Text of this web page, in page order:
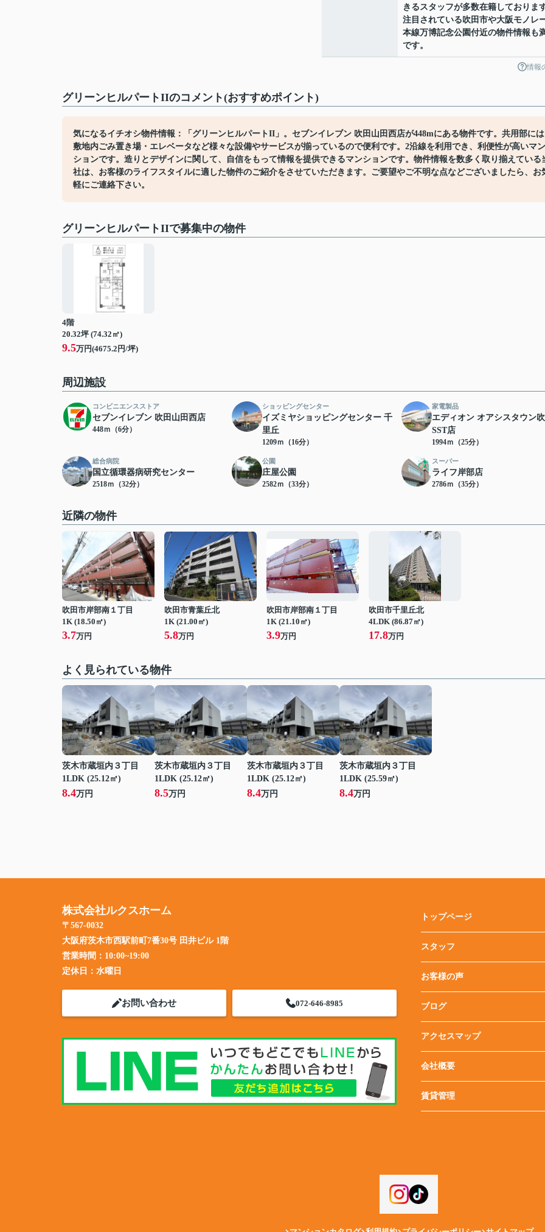
きるスタッフが多数在籍しておりま
注目されている吹田市や大阪モノレ
本線万博記念公園付近の物件情報も
です。
情報
グリーンヒルパートIIのコメント(おすすめポイント)
気になるイチオシ物件情報：「グリーンヒルパートII」。セブンイレブン 吹田山田西店が448mにある物件です。共用部には
敷地内ごみ置き場・エレベータなど様々な設備やサービスが揃っているので便利です。2沿線を利用でき、利便性が高いマン
ションです。造りとデザインに関して、自信をもって情報を提供できるマンションです。物件情報を数多く取り揃えている
社は、お客様のライフスタイルに適した物件のご紹介をさせていただきます。ご要望やご不明な点などございましたら、お
軽にご連絡下さい。
グリーンヒルパートIIで募集中の物件
4階
20.32坪 (74.32㎡)
9.5万円(4675.2円/坪)
周辺施設
コンビニエンスストア
セブンイレブン 吹田山田西店
448ｍ（6分）
ショッピングセンター
イズミヤショッピングセンター 千
里丘
1209ｍ（16分）
家電製品
エディオン オアシスタウン
SST店
1994ｍ（25分）
総合病院
国立循環器病研究センター
2518ｍ（32分）
公園
庄屋公園
2582ｍ（33分）
スーパー
ライフ岸部店
2786ｍ（35分）
近隣の物件
吹田市岸部南１丁目
1K (18.50㎡)
3.7万円
吹田市青葉丘北
1K (21.00㎡)
5.8万円
吹田市岸部南１丁目
1K (21.10㎡)
3.9万円
吹田市千里丘北
4LDK (86.87㎡)
17.8万円
よく見られている物件
茨木市蔵垣内３丁目
1LDK (25.12㎡)
8.4万円
茨木市蔵垣内３丁目
1LDK (25.12㎡)
8.5万円
茨木市蔵垣内３丁目
1LDK (25.12㎡)
8.4万円
茨木市蔵垣内３丁目
1LDK (25.59㎡)
8.4万円
株式会社ルクスホーム
〒567-0032
大阪府茨木市西駅前町7番30号 田井ビル 1階
営業時間： 10:00~19:00
定休日： 水曜日
お問い合わせ 072-646-8985
トップページ
スタッフ
お客様の声
ブログ
アクセスマップ
会社概要
賃貸管理